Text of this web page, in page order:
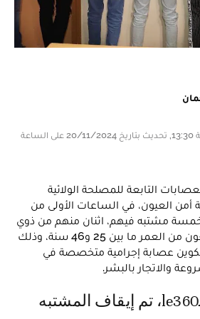
في 20/11/2024 على الساعة 13:30, تحديث بتاريخ 20/11/2024 على الساعة
التابعة للمصلحة الولائية
أمن العيون، في الساعات الأولى من
19 نونبر، خمسة مشتبه فيهم، اثنان منهم من ذوي
السوابق القضائية، يبلغون من العمر ما بين 25 و46 سنة، وذلك
عصابة إجرامية متخصصة في
والاتجار بالبشر.